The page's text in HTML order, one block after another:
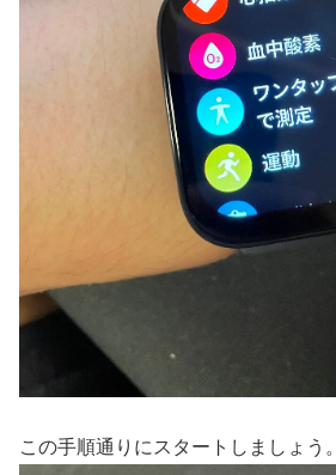
この手順通りにスタートしましょう。